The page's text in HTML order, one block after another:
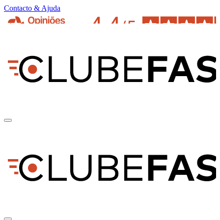
Contacto & Ajuda